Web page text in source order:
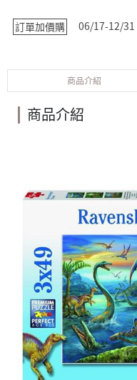
訂單加價購 06/17-12/31
商品介紹
商品介紹